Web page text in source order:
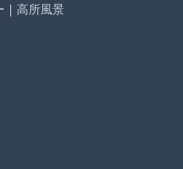
｜ 高所風景